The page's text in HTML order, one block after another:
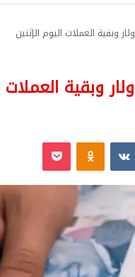
وبقية العملات اليوم الإثنين
وبقية العملات
Odnoklassniki
‫Pocket